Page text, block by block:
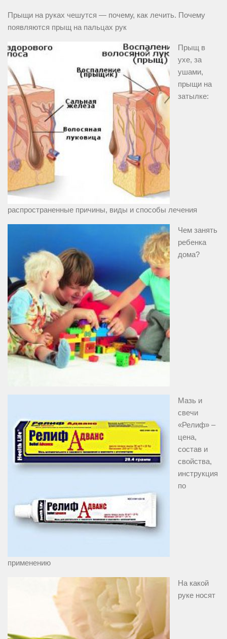
Прыщи на руках чешутся — почему, как лечить. Почему
появляются прыщ на пальцах рук
Прыщ в
ухе, за
ушами,
прыщи на
затылке:
распространенные причины, виды и способы лечения
Чем занять
ребенка
дома?
Мазь и
свечи
«Релиф» –
цена,
состав и
свойства,
инструкция
по
применению
На какой
руке носят